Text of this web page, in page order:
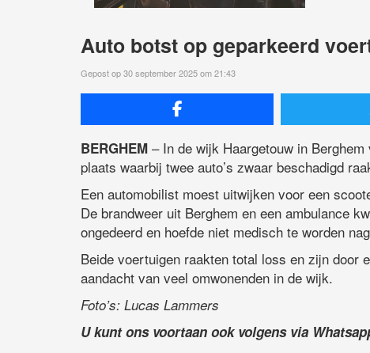
Auto botst op geparkeerd
Gepost op 30 september 2025 om 21:43
BERGHEM – In de wijk Haargetouw in
plaats waarbij twee auto’s zwaar beschadigd
Een automobilist moest uitwijken voor een
De brandweer uit Berghem en een ambulance
ongedeerd en hoefde niet medisch te worden
Beide voertuigen raakten total loss en zijn door
aandacht van veel omwonenden in de wijk.
Foto’s: Lucas Lammers
U kunt ons voortaan ook volgens via